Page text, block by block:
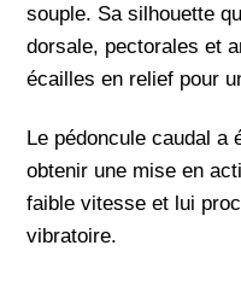
souple. Sa silhouette
dorsale, pectorales et
écailles en relief pour
Le pédoncule caudal a
obtenir une mise en
faible vitesse et lui
vibratoire.